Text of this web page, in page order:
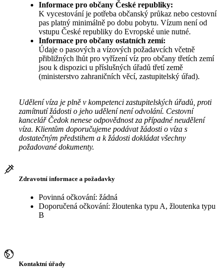
Informace pro občany České republiky:
K vycestování je potřeba občanský průkaz nebo cestovní
pas platný minimálně po dobu pobytu. Vízum není od
vstupu České republiky do Evropské unie nutné.
Informace pro občany ostatních zemí:
Údaje o pasových a vízových požadavcích včetně
přibližných lhůt pro vyřízení víz pro občany třetích zemí
jsou k dispozici u příslušných úřadů třetí země
(ministerstvo zahraničních věcí, zastupitelský úřad).
Udělení víza je plně v kompetenci zastupitelských úřadů, proti
zamítnutí žádosti o jeho udělení není odvolání. Cestovní
kancelář Čedok nenese odpovědnost za případné neudělení
víza. Klientům doporučujeme podávat žádosti o víza s
dostatečným předstihem a k žádosti dokládat všechny
požadované dokumenty.
Zdravotní informace a požadavky
Povinná očkování: žádná
Doporučená očkování: žloutenka typu A, žloutenka typu
B
Kontaktní úřady